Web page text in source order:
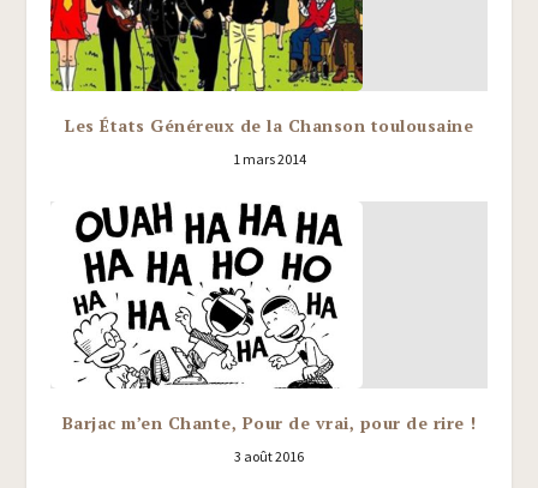
Les États Généreux de la Chanson toulousaine
1 mars 2014
Barjac m’en Chante, Pour de vrai, pour de rire !
3 août 2016